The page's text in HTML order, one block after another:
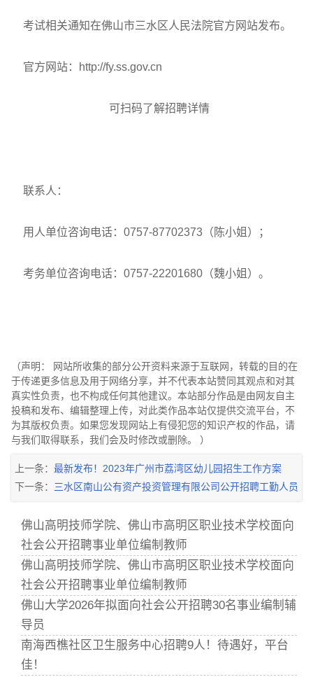
考试相关通知在佛山市三水区人民法院官方网站发布。
官方网站： http://fy.ss.gov.cn
可扫码了解招聘详情
联系人：
用人单位咨询电话：0757-87702373（陈小姐）；
考务单位咨询电话：0757-22201680（魏小姐）。
（声明： 网站所收集的部分公开资料来源于互联网，转载的目的在
于传递更多信息及用于网络分享，并不代表本站赞同其观点和对其
真实性负责，也不构成任何其他建议。本站部分作品是由网友自主
投稿和发布、编辑整理上传，对此类作品本站仅提供交流平台，不
为其版权负责。如果您发现网站上有侵犯您的知识产权的作品，请
与我们取得联系，我们会及时修改或删除。 ）
上一条： 最新发布！2023年广州市荔湾区幼儿园招生工作方案
下一条： 三水区南山公有资产投资管理有限公司公开招聘工勤人员
佛山高明技师学院、佛山市高明区职业技术学校面向
社会公开招聘事业单位编制教师
佛山高明技师学院、佛山市高明区职业技术学校面向
社会公开招聘事业单位编制教师
佛山大学2026年拟面向社会公开招聘30名事业编制辅
导员
南海西樵社区卫生服务中心招聘9人！待遇好，平台
佳！